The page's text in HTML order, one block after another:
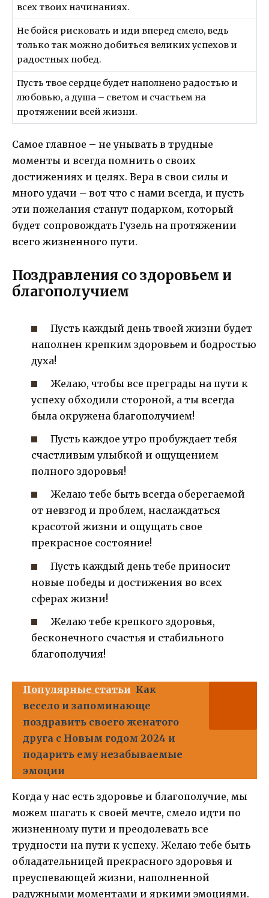
всех твоих начинаниях.
Не бойся рисковать и иди вперед смело, ведь
только так можно добиться великих успехов и
радостных побед.
Пусть твое сердце будет наполнено радостью и
любовью, а душа – светом и счастьем на
протяжении всей жизни.
Самое главное – не унывать в трудные
моменты и всегда помнить о своих
достижениях и целях. Вера в свои силы и
много удачи – вот что с нами всегда, и пусть
эти пожелания станут подарком, который
будет сопровождать Гузель на протяжении
всего жизненного пути.
Поздравления со здоровьем и
благополучием
Пусть каждый день твоей жизни будет
наполнен крепким здоровьем и бодростью
духа!
Желаю, чтобы все преграды на пути к
успеху обходили стороной, а ты всегда
была окружена благополучием!
Пусть каждое утро пробуждает тебя
счастливым улыбкой и ощущением
полного здоровья!
Желаю тебе быть всегда оберегаемой
от невзгод и проблем, наслаждаться
красотой жизни и ощущать свое
прекрасное состояние!
Пусть каждый день тебе приносит
новые победы и достижения во всех
сферах жизни!
Желаю тебе крепкого здоровья,
бесконечного счастья и стабильного
благополучия!
Популярные статьи Как
весело и запоминающе
поздравить своего женатого
друга с Новым годом 2024 и
подарить ему незабываемые
эмоции
Когда у нас есть здоровье и благополучие, мы
можем шагать к своей мечте, смело идти по
жизненному пути и преодолевать все
трудности на пути к успеху. Желаю тебе быть
обладательницей прекрасного здоровья и
преуспевающей жизни, наполненной
радужными моментами и яркими эмоциями.